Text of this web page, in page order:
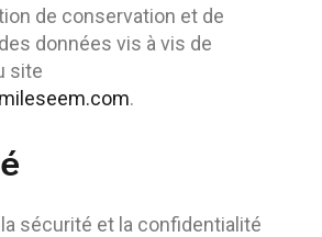
de conservation et de
données vis à vis de
site
.
sécurité et la confidentialité